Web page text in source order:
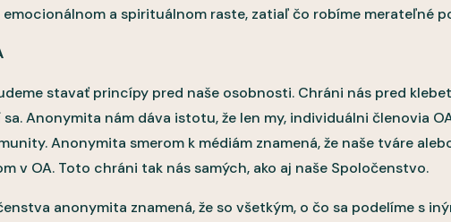
emocionálnom a spirituálnom raste, zatiaľ čo robíme merateľné
stavať princípy pred naše osobnosti. Chráni nás pred
Anonymita nám dáva istotu, že len my, individuálni členovia
Anonymita smerom k médiám znamená, že naše tváre
v OA. Toto chráni tak nás samých, ako aj naše Spoločenstvo.
anonymita znamená, že so všetkým, o čo sa podelíme s